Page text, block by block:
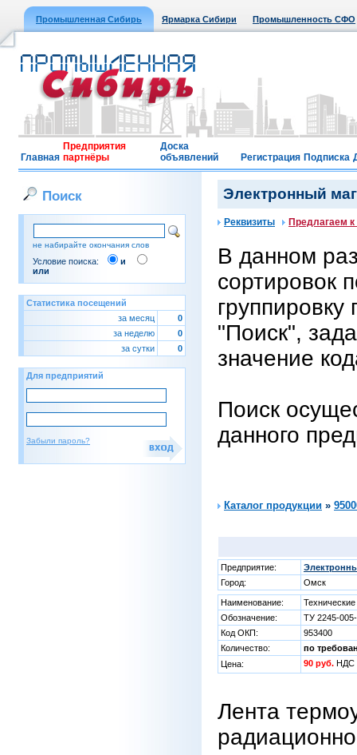
Промышленная Сибирь Ярмарка Сибири Промышленность СФО
Главная
Предприятия
партнёры
Доска
объявлений
Регистрация Подписка
Поиск
не набирайте окончания слов
Условие поиска:
и
или
Статистика посещений
за месяц
0
за неделю
0
за сутки
0
Для предприятий
Забыли пароль?
Электронный
Реквизиты Предлагаем
В данном
сортировок
"Поиск",
значение
Поиск
данного
Каталог продукции »
Предприятие:
Город:
Омск
Наименование:
Обозначение:
ТУ 2245-
Код ОКП:
953400
Количество:
по
Цена:
90 руб. НДС
Лента